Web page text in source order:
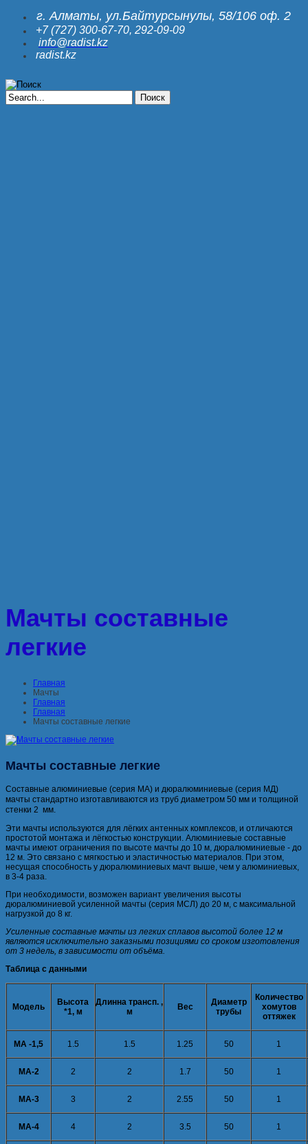
г.Алматы, ул.Байтурсынулы, 58/106 оф. 2
+7 (727) 300-67-70, 292-09-09
info@radist.kz
radist.kz
Поиск
Мачты составные
легкие
Главная
Мачты
Главная
Главная
Мачты составные легкие
Мачты составные легкие
Составные алюминиевые (серия МА) и дюралюминиевые (серия МД)
мачты стандартно изготавливаются из труб диаметром 50 мм и толщиной
стенки 2 мм.
Эти мачты используются для лёгких антенных комплексов, и отличаются
простотой монтажа и лёгкостью конструкции. Алюминиевые составные
мачты имеют ограничения по высоте мачты до 10 м, дюралюминиевые - до
12 м. Это связано с мягкостью и эластичностью материалов. При этом,
несущая способность у дюралюминиевых мачт выше, чем у алюминиевых,
в 3-4 раза.
При необходимости, возможен вариант увеличения высоты
дюралюминиевой усиленной мачты (серия МСЛ) до 20 м, с максимальной
нагрузкой до 8 кг.
Усиленные составные мачты из легких сплавов высотой более 12 м
являются исключительно заказными позициями со сроком изготовления
от 3 недель, в зависимости от объёма.
Таблица с данными
Модель
Высота
*1, м
Длинна трансп. ,
м
Вес
Диаметр
трубы
Количество
хомутов
оттяжек
МА -1,5 1.5 1.5 1.25 50 1
МА-2 2 2 1.7 50 1
МА-3 3 2 2.55 50 1
МА-4 4 2 3.5 50 1